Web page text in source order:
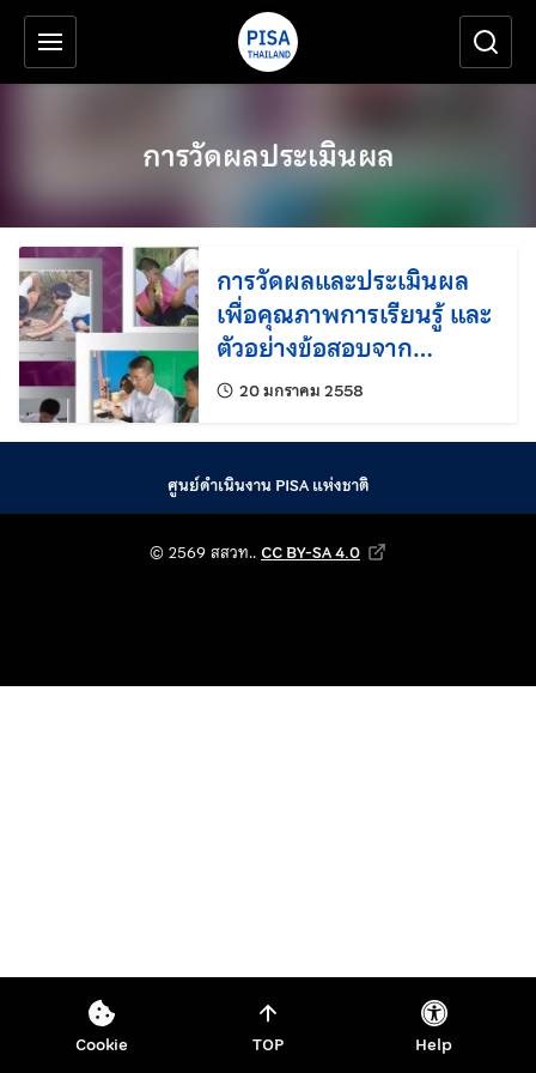
ข้ามไปยังเนื้อหาหลัก
เครื่องมือช่วยเหลือ
การวัดผลประเมินผล
การวัดผลและประเมินผล
เพื่อคุณภาพการเรียนรู้ และ
ตัวอย่างข้อสอบจาก
โครงการประเมินผล
20 มกราคม 2558แก้ไขล่าสุดเมื่อ:
ศูนย์ดำเนินงาน PISA แห่งชาติ
© 2569 สสวท.. CC BY-SA 4.0
Creative Commons Attribution-
Cookie TOP Help